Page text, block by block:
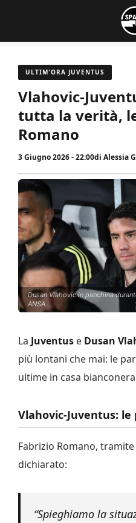
contenuto
ULTIM'ORA JUVENTUS
Vlahovic-
tutta la verità,
Romano
3 Giugno 2026 - 22:00di Alessia
Dusan Vlahovic in panchina
ANSA
La Juventus e Dusan
più lontani che mai: le
ultime in casa
Vlahovic-Juventus:
Fabrizio Romano, tramite
dichiarato:
“Spieghiamo la